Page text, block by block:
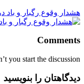
هشدار وقوع رگبار و باد
Comments
you start the discussion?
دیدگاهتان را بنویسید